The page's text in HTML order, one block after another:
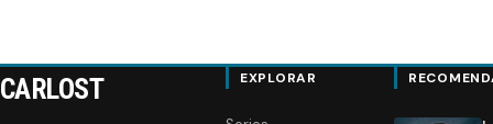
CARLOST EXPLORAR